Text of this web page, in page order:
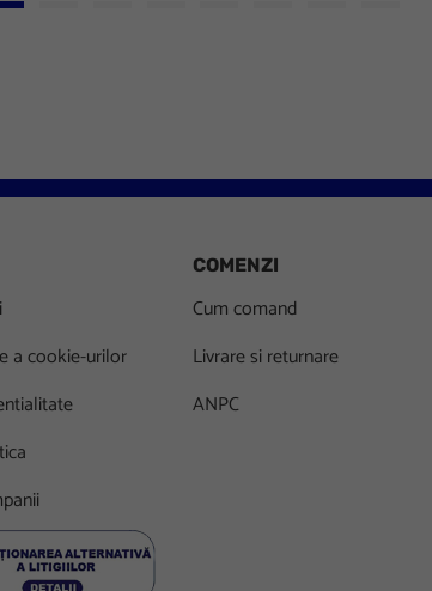
Go to slide 1
a cookie-urilor
COMENZI
Cum comand
Livrare si returnare
ANPC